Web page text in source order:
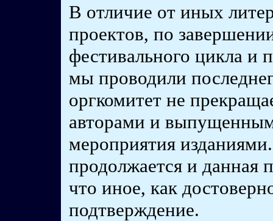
В отличие от иных
проектов, по
фестивального цикла и
мы проводили
оргкомитет не
авторами и
мероприятия
продолжается и данная
что иное, как
подтверждение.